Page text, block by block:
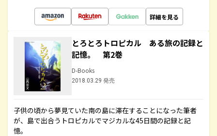
詳細を見る
とろとろトロピカル ある旅の記録と
記憶。 第2巻
D-Books
2018.03.29 発売
子供の頃から夢見ていた南の島に滞在することになった筆者
が、島で出合うトロピカルでマジカルな45日間の記録と記
憶。